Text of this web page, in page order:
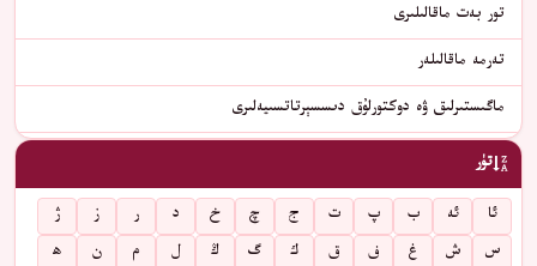
تور بەت ماقالىلىرى
تەرمە ماقالىلەر
ماگىستىرلىق ۋە دوكتورلۇق دىسسېرتاتسىيەلىرى
تۈر
ئا ئە ب پ ت ج چ خ د ر ز
ژ
س
ش غ ف ق ك گ ڭ ل م ن
ھ